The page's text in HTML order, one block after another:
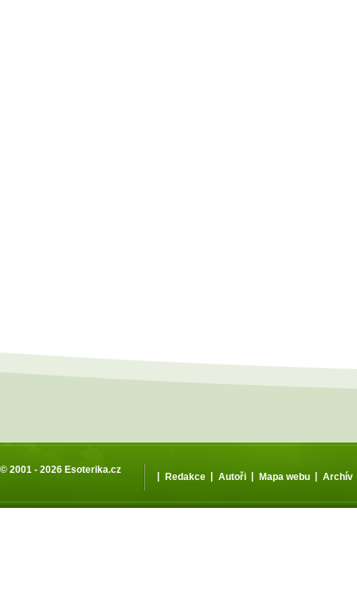
© 2001 - 2026 Esoterika.cz
| Redakce | Autoři | Mapa webu | Archív